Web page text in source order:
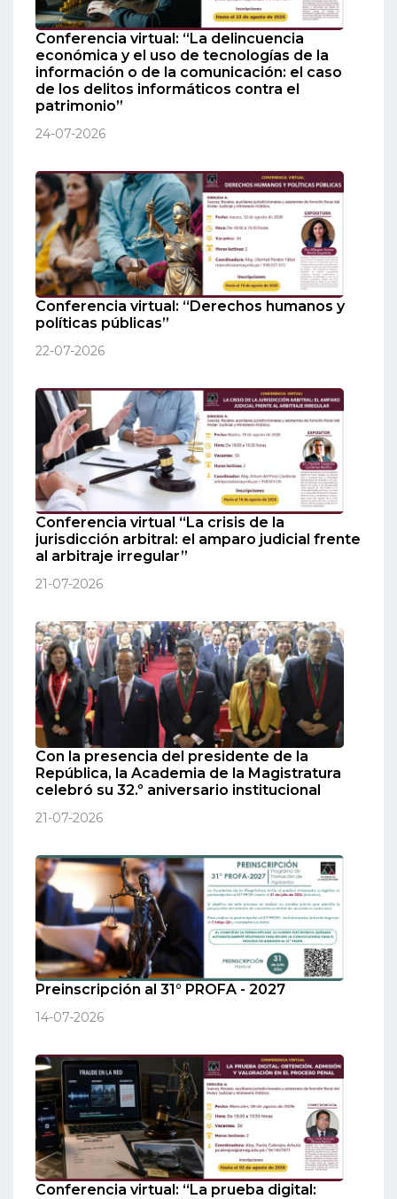
Conferencia virtual: “La delincuencia
económica y el uso de tecnologías de la
información o de la comunicación: el caso
de los delitos informáticos contra el
patrimonio”
24-07-2026
Conferencia virtual: “Derechos humanos y
políticas públicas”
22-07-2026
Conferencia virtual “La crisis de la
jurisdicción arbitral: el amparo judicial frente
al arbitraje irregular”
21-07-2026
Con la presencia del presidente de la
República, la Academia de la Magistratura
celebró su 32.º aniversario institucional
21-07-2026
Preinscripción al 31° PROFA - 2027
14-07-2026
Conferencia virtual: “La prueba digital: